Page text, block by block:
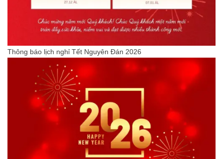
Thông báo lịch nghỉ Tết Nguyên Đán 2026